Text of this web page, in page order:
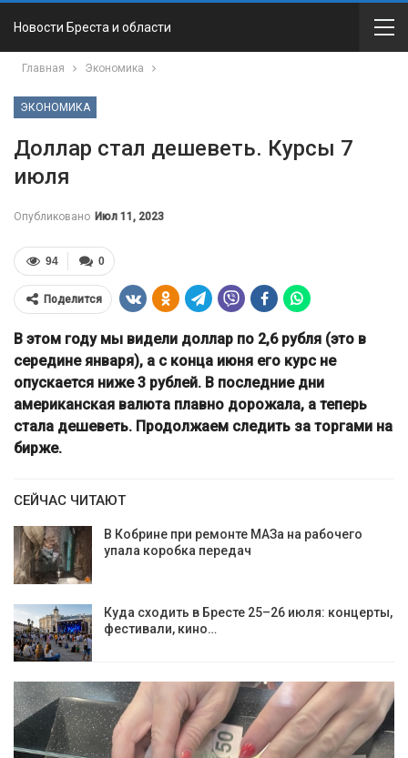
Новости Бреста и области
Главная Экономика
ЭКОНОМИКА
Доллар стал дешеветь. Курсы 7
июля
Опубликовано Июл 11, 2023
0
94
Поделится
В этом году мы видели доллар по 2,6 рубля (это в
середине января), а с конца июня его курс не
опускается ниже 3 рублей. В последние дни
американская валюта плавно дорожала, а теперь
стала дешеветь. Продолжаем следить за торгами на
бирже.
СЕЙЧАС ЧИТАЮТ
В Кобрине при ремонте МАЗа на рабочего
упала коробка передач
Куда сходить в Бресте 25–26 июля: концерты,
фестивали, кино…